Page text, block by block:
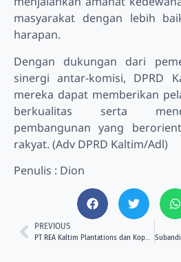
masyarakat dengan lebih
harapan.
Dengan dukungan dari
sinergi antar-komisi, DPRD
mereka dapat memberikan
berkualitas serta
pembangunan yang
rakyat. (Adv DPRD Kaltim/Adl)
Penulis : Dion
PREVIOUS
PT REA Kaltim Plantations dan Koperasi Sumber Bumi Jaya Akan Tingkatkan Perekonomian Lokal